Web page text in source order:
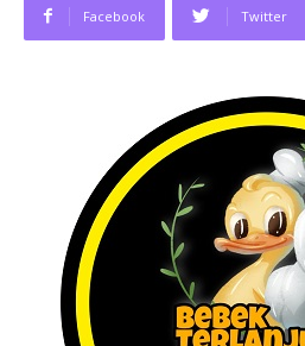
Facebook Twitter